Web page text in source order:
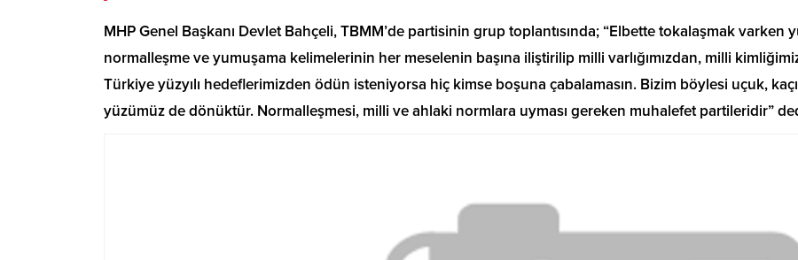
MHP Genel Başkanı Devlet Bahçeli, TBMM’de partisinin grup toplantısında; “Elbette tokalaşmak varken
normalleşme ve yumuşama kelimelerinin her meselenin başına iliştirilip milli varlığımızdan, milli
Türkiye yüzyılı hedeflerimizden ödün isteniyorsa hiç kimse boşuna çabalamasın. Bizim böylesi uçuk,
yüzümüz de dönüktür. Normalleşmesi, milli ve ahlaki normlara uyması gereken muhalefet partileridir”